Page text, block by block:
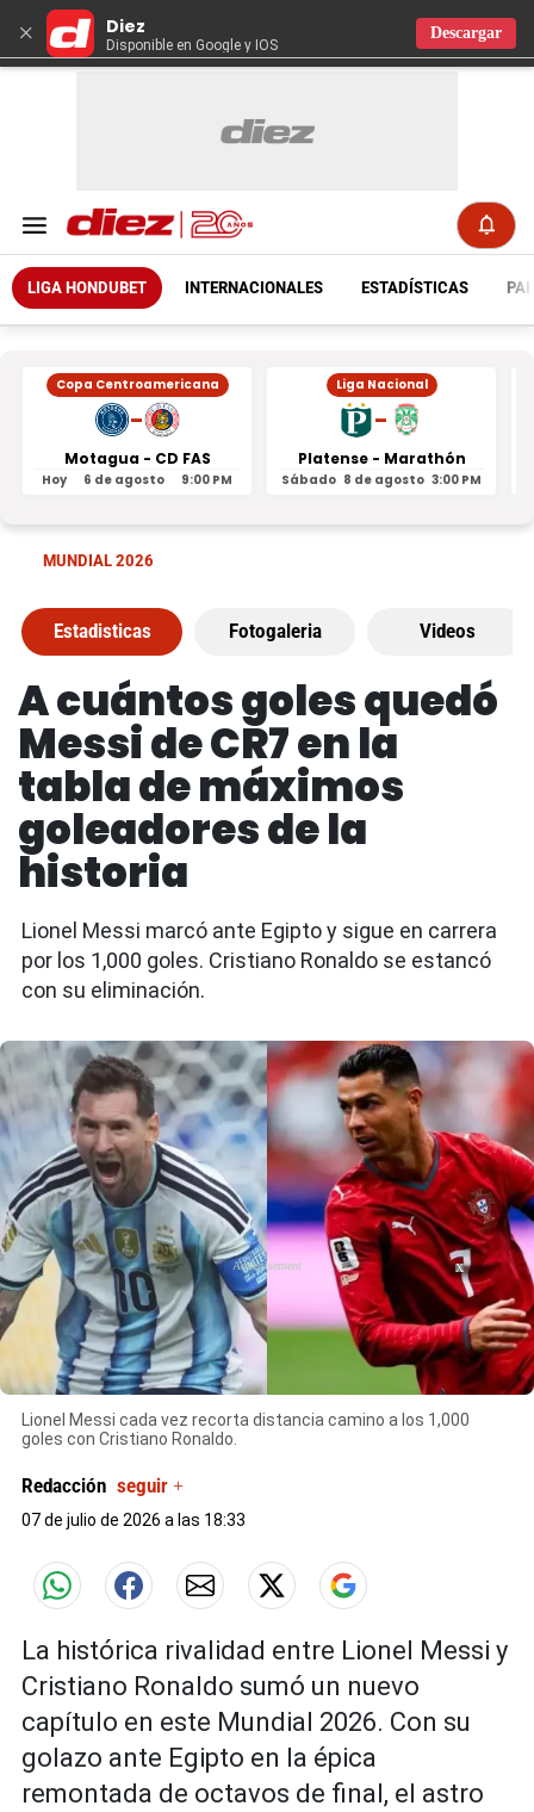
× Diez
Disponible en Google y IOS
Descargar
LIGA HONDUBET INTERNACIONALES ESTADÍSTICAS
Copa Centroamericana
-
Motagua - CD FAS
Hoy 6 de agosto 9:00 PM
Liga Nacional
-
Platense - Marathón
Sábado 8 de agosto 3:00 PM
MUNDIAL 2026
Estadisticas Fotogaleria Videos
A cuántos goles quedó
Messi de CR7 en la
tabla de máximos
goleadores de la
historia
Lionel Messi marcó ante Egipto y sigue en carrera
por los 1,000 goles. Cristiano Ronaldo se estancó
con su eliminación.
Lionel Messi cada vez recorta distancia camino a los 1,000
goles con Cristiano Ronaldo.
X
Redacción seguir +
07 de julio de 2026 a las 18:33
La histórica rivalidad entre Lionel Messi y
Cristiano Ronaldo sumó un nuevo
capítulo en este Mundial 2026. Con su
golazo ante Egipto en la épica
remontada de octavos de final, el astro